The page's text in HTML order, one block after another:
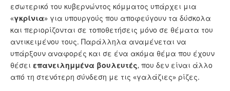
εσωτερικό του κυβερνώντος κόμματος υπάρχει μια
«γκρίνια» για υπουργούς που αποφεύγουν τα δύσκολα
και περιορίζονται σε τοποθετήσεις μόνο σε θέματα του
αντικειμένου τους. Παράλληλα αναμένεται να
υπάρξουν αναφορές και σε ένα ακόμα θέμα που έχουν
θέσει επανειλημμένα βουλευτές, που δεν είναι άλλο
από τη στενότερη σύνδεση με τις «γαλάζιες» ρίζες.